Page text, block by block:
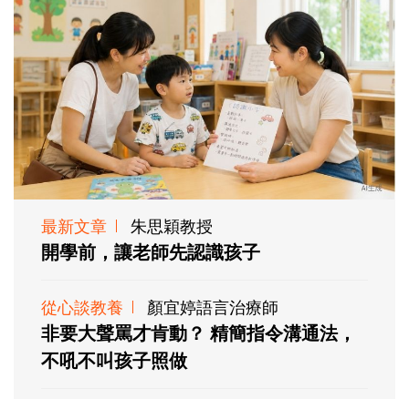
最新文章 朱思穎教授
開學前，讓老師先認識孩子
從心談教養 顏宜婷語言治療師
非要大聲罵才肯動？ 精簡指令溝通法，
不吼不叫孩子照做